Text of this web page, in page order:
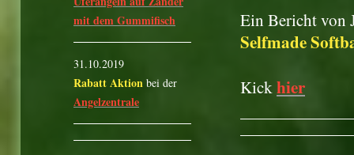
Ein Bericht von
Selfmade
Kickhier
mit dem Gummifisch
31.10.2019
Rabatt Aktion bei der
Angelzentrale